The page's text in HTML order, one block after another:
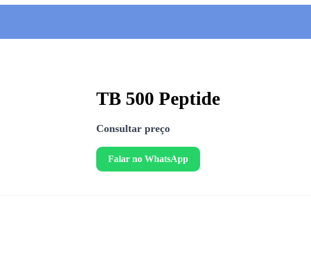
TB 500 Peptide
Consultar preço
Falar no WhatsApp